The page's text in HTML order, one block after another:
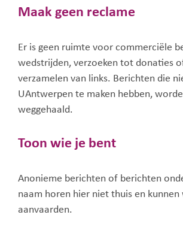
Maak geen reclame
Er is geen ruimte voor commerciële
wedstrijden, verzoeken tot donaties
verzamelen van links. Berichten die
UAntwerpen te maken hebben,
weggehaald.
Toon wie je bent
Anonieme berichten of berichten
naam horen hier niet thuis en kunnen
aanvaarden.